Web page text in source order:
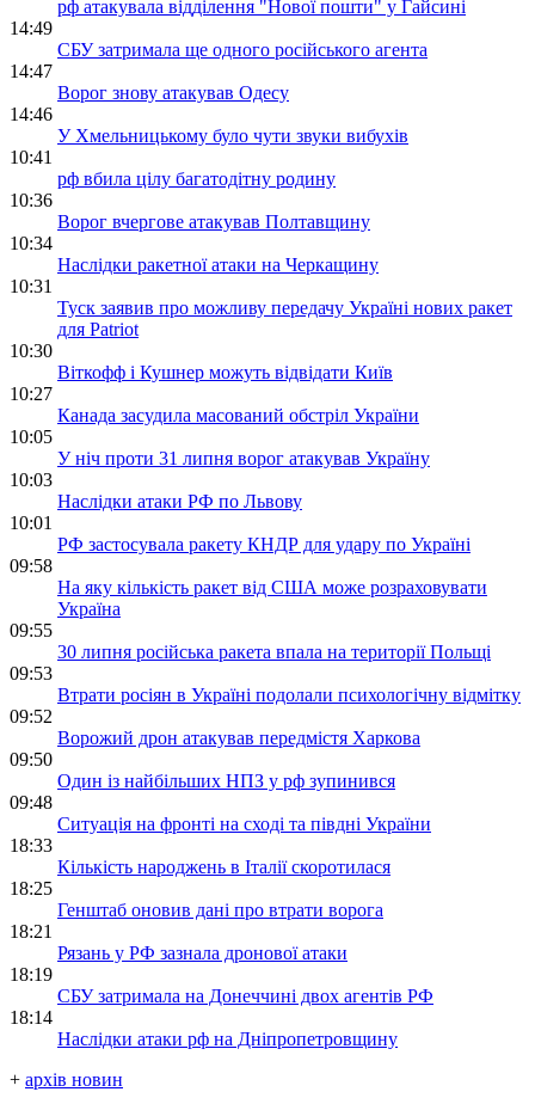
рф атакувала відділення "Нової пошти" у Гайсині
14:49
СБУ затримала ще одного російського агента
14:47
Ворог знову атакував Одесу
14:46
У Хмельницькому було чути звуки вибухів
10:41
рф вбила цілу багатодітну родину
10:36
Ворог вчергове атакував Полтавщину
10:34
Наслідки ракетної атаки на Черкащину
10:31
Туск заявив про можливу передачу Україні нових ракет
для Patriot
10:30
Віткофф і Кушнер можуть відвідати Київ
10:27
Канада засудила масований обстріл України
10:05
У ніч проти 31 липня ворог атакував Україну
10:03
Наслідки атаки РФ по Львову
10:01
РФ застосувала ракету КНДР для удару по Україні
09:58
На яку кількість ракет від США може розраховувати
Україна
09:55
30 липня російська ракета впала на території Польщі
09:53
Втрати росіян в Україні подолали психологічну відмітку
09:52
Ворожий дрон атакував передмістя Харкова
09:50
Один із найбільших НПЗ у рф зупинився
09:48
Ситуація на фронті на сході та півдні України
18:33
Кількість народжень в Італії скоротилася
18:25
Генштаб оновив дані про втрати ворога
18:21
Рязань у РФ зазнала дронової атаки
18:19
СБУ затримала на Донеччині двох агентів РФ
18:14
Наслідки атаки рф на Дніпропетровщину
+ архів новин